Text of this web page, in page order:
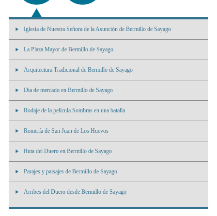
Iglesia de Nuestra Señora de la Asunción de Bermillo de Sayago
La Plaza Mayor de Bermillo de Sayago
Arquitectura Tradicional de Bermillo de Sayago
Día de mercado en Bermillo de Sayago
Rodaje de la película Sombras en una batalla
Romería de San Juan de Los Huevos
Ruta del Duero en Bermillo de Sayago
Parajes y paisajes de Bermillo de Sayago
Arribes del Duero desde Bermillo de Sayago